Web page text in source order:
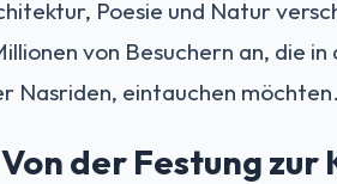
Poesie und Natur
von Besuchern an, die
Nasriden, eintauchen möchten.
der Festung